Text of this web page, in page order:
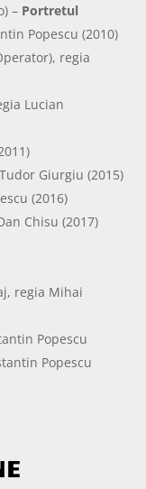
– Portretul
Popescu (2010)
regia
Lucian
Giurgiu (2015)
(2016)
Chisu (2017)
regia Mihai
Popescu
Popescu